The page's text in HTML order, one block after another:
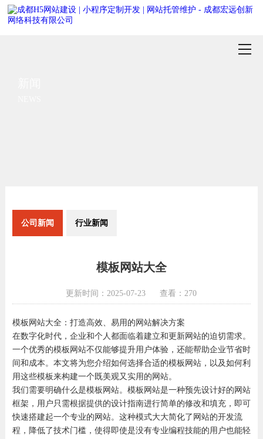
公司新闻 行业新闻
模板网站大全
更新时间：2025-07-23 查看：270
模板网站大全：打造高效、易用的网站解决方案
在数字化时代，企业和个人都面临着建立和更新网站的迫切需求。
一个优秀的模板网站不仅能够提升用户体验，还能帮助企业节省时
间和成本。本文将为您介绍如何选择合适的模板网站，以及如何利
用这些模板来构建一个既美观又实用的网站。
我们需要明确什么是模板网站。模板网站是一种预先设计好的网站
框架，用户只需根据提供的设计指南进行简单的修改和填充，即可
快速搭建起一个专业的网站。这种模式大大简化了网站的开发流
程，降低了技术门槛，使得即使是没有专业编程技能的用户也能轻